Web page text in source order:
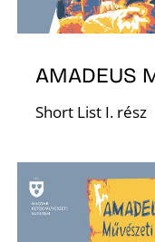
AMADEUS
Short List I. rész